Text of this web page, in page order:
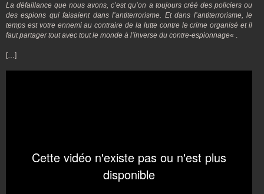
La défaillance que nous avons, c’est qu’on a toujours créé des policiers ou
des espions qui faisaient dans l’antiterrorisme. Et dans l’antiterrorisme, le
temps est votre ennemi au contraire de la lutte contre le crime organisé et il
faut partager tout avec tout le monde à l’inverse du contre-espionnage« .
[…]